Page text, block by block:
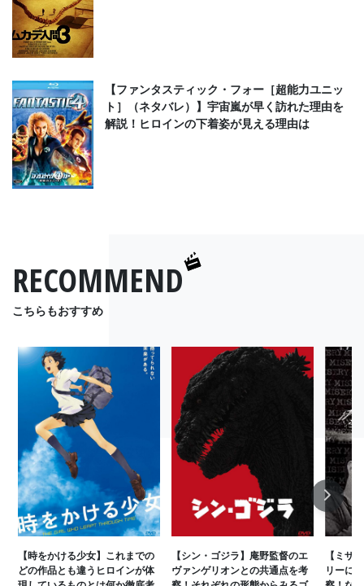
【ファンタスティック・フォー［超能力ユニッ
ト］（ネタバレ）】宇宙嵐が早く訪れた理由を
解説！ヒロインの下着姿が見える理由は
RECOMMEND
こちらもおすすめ
【時をかける少女】これまでの
どの作品とも違うヒロインが体
【シン・ゴジラ】庵野監督のエ
ヴァンゲリオンとの共通点を考
【ミザ
リーに
Next